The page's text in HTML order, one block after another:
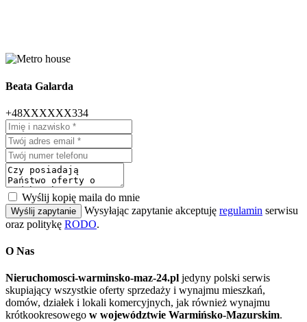
Beata Galarda
+48XXXXXX334
Wyślij kopię maila do mnie
Wyślij zapytanie Wysyłając zapytanie akceptuję regulamin serwisu
oraz politykę RODO.
O Nas
Nieruchomosci-warminsko-maz-24.pl jedyny polski serwis
skupiający wszystkie oferty sprzedaży i wynajmu mieszkań,
domów, działek i lokali komercyjnych, jak również wynajmu
krótkookresowego w województwie Warmińsko-Mazurskim.